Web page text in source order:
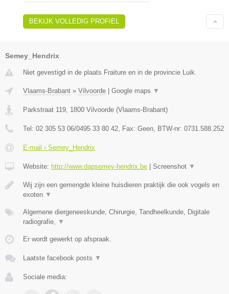
BEKIJK VOLLEDIG PROFIEL
Semey_Hendrix
Niet gevestigd in de plaats Fraiture en in de provincie Luik.
Vlaams-Brabant » Vilvoorde Google maps ▼
Parkstraat 119, 1800 Vilvoorde (Vlaams-Brabant)
Tel: 02 305 53 06/0495 33 80 42, Fax: Geen, BTW-nr: 0731.588.252
E-mail › Semey_Hendrix
Website: http://www.dapsemey-hendrix.be Screenshot ▼
Wij zijn een gemengde kleine huisdieren praktijk die ook vogels en
exoten ▼
Algemene diergeneeskunde, Chirurgie, Tandheelkunde, Digitale
radiografie, ▼
Er wordt gewerkt op afspraak.
Laatste facebook posts ▼
Sociale media: